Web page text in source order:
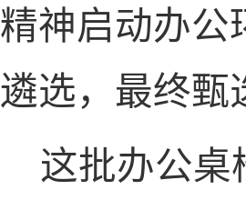
精神启动办公
遴选，最终甄
这批办公桌